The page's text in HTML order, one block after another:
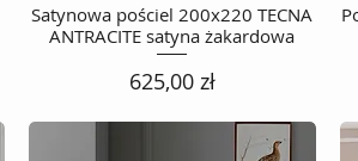
Podgląd
Satynowa pościel 200x220 TECNA
ANTRACITE satyna żakardowa
Cena
625,00 zł